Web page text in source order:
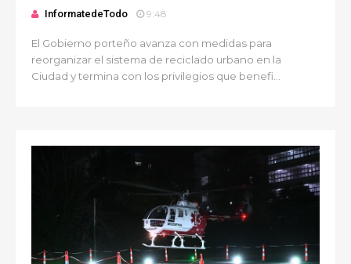
InformatedeTodo 9:48
El Gobierno porteño avanza con medidas para
reorganizar el sistema de reciclado urbano en la
Ciudad y termina con los privilegios que benefi...